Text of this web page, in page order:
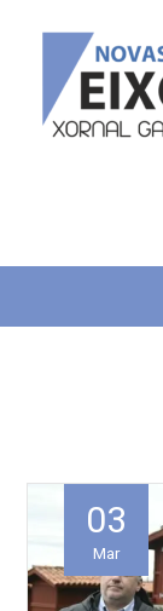
03
Mar